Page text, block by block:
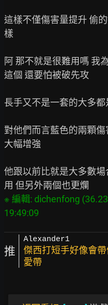
這樣不僅傷害量提升 偷
樣
阿 那不就是很難用嗎 我
這個 還要怕被破先攻
長手又不是一套的大多
對他們而言藍色的兩顆
大幅增強
他跟以前比就是大多數
※ 編輯: dichenfong
推
Alexander1
傑西打短手好像會
愛帶